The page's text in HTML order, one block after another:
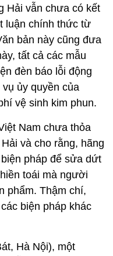
Hải vẫn chưa có kết
luận chính thức từ
bản này cũng đưa
tất cả các mẫu
đèn báo lỗi động
ủy quyền của
vệ sinh kim phun.
Nam chưa thỏa
và cho rằng, hãng
pháp để sửa dứt
toái mà người
phẩm. Thậm chí,
biện pháp khác
Hà Nội), một